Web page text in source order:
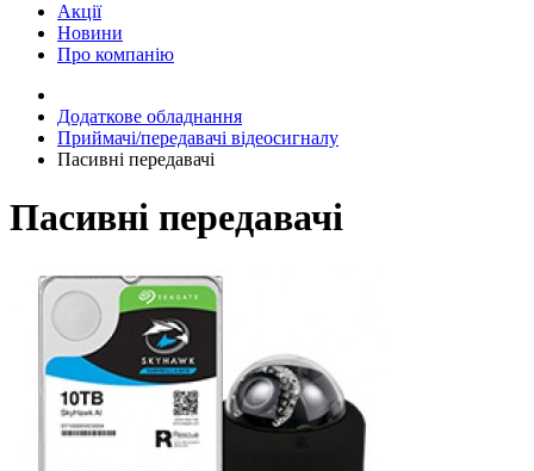
Акції
Новини
Про компанію
Додаткове обладнання
Приймачі/передавачі відеосигналу
Пасивні передавачі
Пасивні передавачі